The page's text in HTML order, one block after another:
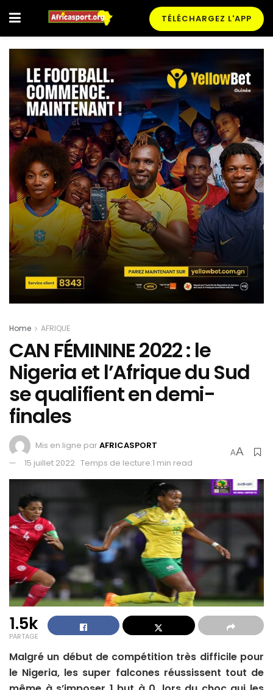
TÉLÉCHARGEZ L'APP
Home AFRIQUE
CAN FÉMININE 2022 : le
Nigeria et l’Afrique du Sud
se qualifient en demi-
finales
Mis en ligne parAFRICASPORT
15 juillet 2022 Temps de lecture:1 min read
AA
1.5k
PARTAGE
Malgré un début de compétition très difficile pour
le Nigeria, les super falcones réussissent tout de